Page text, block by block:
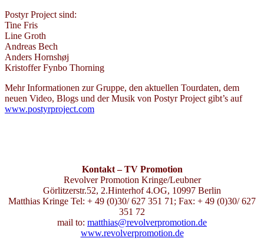
Postyr Project sind:
Tine Fris
Line Groth
Andreas Bech
Anders Hornshøj
Kristoffer Fynbo Thorning
Mehr Informationen zur Gruppe, den aktuellen Tourdaten, dem
neuen Video, Blogs und der Musik von Postyr Project gibt’s auf
www.postyrproject.com
Kontakt – TV Promotion
Revolver Promotion Kringe/Leubner
Görlitzerstr.52, 2.Hinterhof 4.OG, 10997 Berlin
Matthias Kringe Tel: + 49 (0)30/ 627 351 71; Fax: + 49 (0)30/ 627
351 72
mail to: matthias@revolverpromotion.de
www.revolverpromotion.de